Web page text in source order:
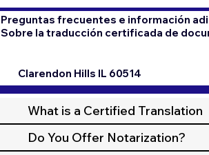
Preguntas frecuentes e información
Sobre la traducción certificada de
Clarendon Hills IL 60514
What is a Certified Translation
Do You Offer Notarization?